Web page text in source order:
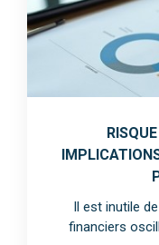
Il est inutile
financiers